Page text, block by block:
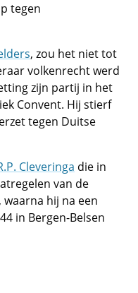
tegen
, zou het niet tot
volkenrecht werd
zijn partij in het
Convent. Hij stierf
tegen Duitse
Cleveringa die in
van de
hij na een
in Bergen-Belsen